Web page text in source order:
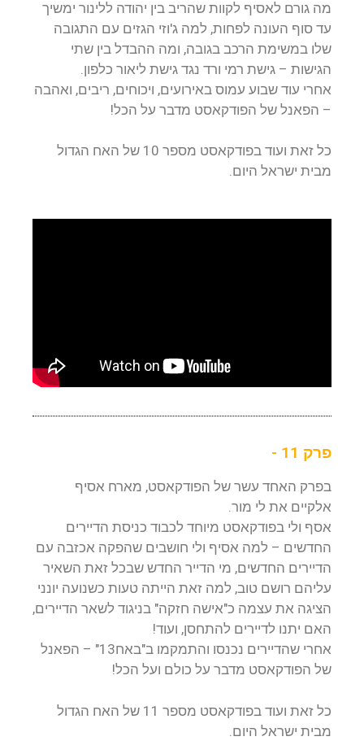
מה גורם לאסיף לקוות שהריב בין יהודה ללינור ימשיך
עד סוף העונה לפחות, למה ג'וזי הגזים עם התגובה
שלו במשימת הרכב בגובה, ומה ההבדל בין שתי
הגישות – גישת רמי ורד נגד גישת ליאור כלפון.
אחרי עוד שבוע עמוס באירועים, ויכוחים, ריבים, ואהבה
– הפאנל של הפודקאסט מדבר על הכל!
כל זאת ועוד בפודקאסט מספר 10 של האח הגדול
מבית ישראל היום.
פרק 11 -
בפרק האחד עשר של הפודקאסט, מארח אסיף
אלקיים את לי מור.
אסף ולי בפודקאסט מיוחד לכבוד כניסת הדיירים
החדשים – למה אסיף ולי חושבים שהפקה אכזבה עם
הדיירים החדשים, מי הדייר החדש שבכל זאת השאיר
עליהם רושם טוב, למה זאת הייתה טעות כשנועה יונני
הציגה את עצמה כ"אישה חזקה" בניגוד לשאר הדיירים,
האם יתנו לדיירים להתחסן, ועוד!
אחרי שהדיירים נכנסו והתמקמו ב"באח13" – הפאנל
של הפודקאסט מדבר על כולם ועל הכל!
כל זאת ועוד בפודקאסט מספר 11 של האח הגדול
מבית ישראל היום.